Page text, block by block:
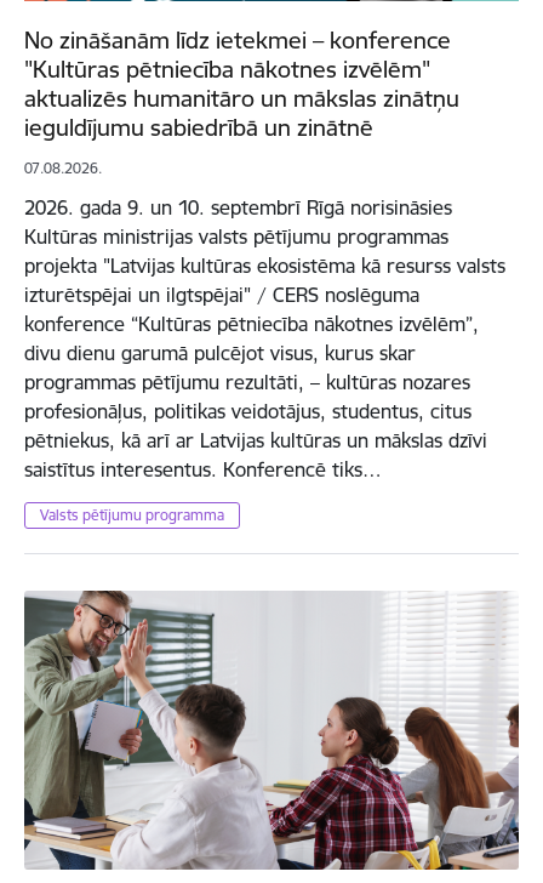
No zināšanām līdz ietekmei – konference
"Kultūras pētniecība nākotnes izvēlēm"
aktualizēs humanitāro un mākslas zinātņu
ieguldījumu sabiedrībā un zinātnē
07.08.2026.
2026. gada 9. un 10. septembrī Rīgā norisināsies
Kultūras ministrijas valsts pētījumu programmas
projekta "Latvijas kultūras ekosistēma kā resurss valsts
izturētspējai un ilgtspējai" / CERS noslēguma
konference “Kultūras pētniecība nākotnes izvēlēm”,
divu dienu garumā pulcējot visus, kurus skar
programmas pētījumu rezultāti, – kultūras nozares
profesionāļus, politikas veidotājus, studentus, citus
pētniekus, kā arī ar Latvijas kultūras un mākslas dzīvi
saistītus interesentus. Konferencē tiks…
Valsts pētījumu programma